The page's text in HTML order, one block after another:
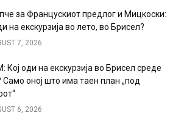
за Францускиот предлог и Мицкоски:
на екскурзија во лето, во Брисел?
7, 2026
оди на екскурзија во Брисел среде
Само оној што има таен план „под
6, 2026